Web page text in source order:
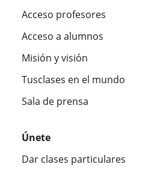
Acceso profesores
Acceso a alumnos
Misión y visión
Tusclases en el mundo
Sala de prensa
Únete
Dar clases particulares